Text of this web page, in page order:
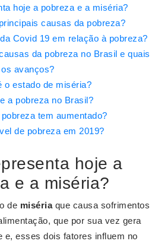
hoje a pobreza e a miséria?
causas da pobreza?
Covid 19 em relação à pobreza?
da pobreza no Brasil e quais
os avanços?
o estado de miséria?
a pobreza no Brasil?
tem aumentado?
de pobreza em 2019?
hoje a
e a miséria?
de misériaque causa sofrimentos
que por sua vez gera
e, esses dois fatores influem no